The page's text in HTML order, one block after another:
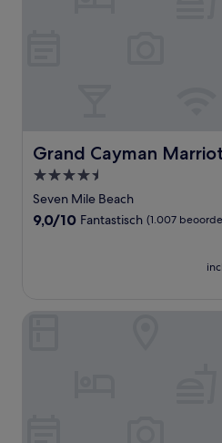
Grand Cayman
Grand Cayman Marriott
4.5-
sterrenaccommodatie
Seven Mile Beach
9.0
9,0/10 Fantastisch (1.007
The Westin Grand Cayman